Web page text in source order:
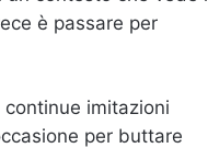
è passare per
imitazioni
per buttare